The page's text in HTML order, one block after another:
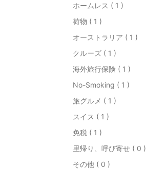
ホームレス ( 1 )
荷物 ( 1 )
オーストラリア ( 1 )
クルーズ ( 1 )
海外旅行保険 ( 1 )
No-Smoking ( 1 )
旅グルメ ( 1 )
スイス ( 1 )
免税 ( 1 )
里帰り、呼び寄せ ( 0 )
その他 ( 0 )